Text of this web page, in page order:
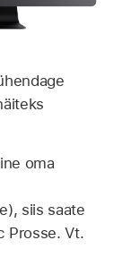
oma
siis saate
Prosse. Vt.